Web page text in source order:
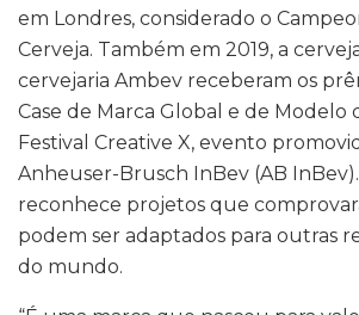
em Londres, considerado o
Cerveja. Também em 2019, a
cervejaria Ambev receberam os
Case de Marca Global e de Modelo
Festival Creative X, evento
Anheuser-Brusch InBev (AB
reconhece projetos que
podem ser adaptados para outras
do mundo.